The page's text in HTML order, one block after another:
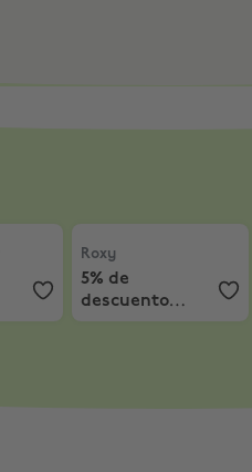
Roxy
5% de
descuento
extra